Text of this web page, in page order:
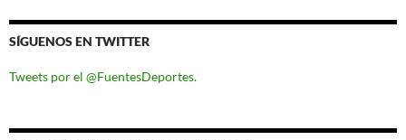
SÍGUENOS EN TWITTER
Tweets por el @FuentesDeportes.